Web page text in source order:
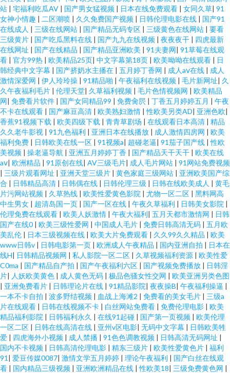
站 | 宅福利吃瓜AV | 国产男女猛视频 | 日本在线免费观看 | 女同久草| 91
女神小情趣 | 二区潮喷 | 久久免费国产视频 | 日韩伦理电影在线 | 国产91
在线成人 | 三级在线网站 | 国产精品无码专区 | 三级黄色在线网站 | 要看
三级黄片 | 国产吃瓜黑料在线 | 国产九九在线视频 | 夜夜夜干 | 四虎最新
在线网址 | 国产在线精品 | 国产精品亚洲欧美 | 91夫妻网| 91草莓在线观
看 | 官方99热 | 欧美精品25页| 中文字幕第18页 | 欧美呦呦在线观看 | 日
韩经典中文字幕 | 国产挤奶水主播在 | 五月婷丁香网 | 成人aⅴ在线 | 成人
激情深爱网 | 伊人玲玲操 | 91精品啪 | 午夜福利在线视频 | 毛片新网址| 久
久午夜福利毛片 | 伦理天堂| 久草福利视频 | 毛片色情视频网 | 欧美精品
网| 免费看片软件 | 国产女同精品99 | 免费肏屄 | 丁香五月婷婷五月 | 午夜
不卡在线观看 | 国产麻豆高清 | 欧美熟妇激情 |性欧美另类AD| 亚洲色欧|
香蕉91视频下载 | 欧美四级下载 | 青青草剧场 | 在线观看日本高清 | 精品
久久老牛影视 | 91九色福利 | 亚洲日本在线播放 | 成人激情四房网 | 欧美
福利免费 | 日韩欧美在线一区 | 91视频a| 超碰老逼| 91茄子国产线 |性欧
美视频 | 操老逼导航 | 亚洲五月婷婷丁香 | 国产精品天干天干 | 欧美在线
aⅴ| 欧洲精品 | 91原创在线| AV三级毛片| 成人毛片网站 | 91网站免费视频
| 三级片观看网址 | 亚洲天堂三级片 | 黄色家庭三级网站 | 亚洲欧美国产综
合 | 日韩精品高清 | 日韩偶在线 | 日韩伦理三级 | 日韩在线欧美成人 | 黄毛
片污网站视频 | 久草热线 | 欧美性爱黄色影院 | 尤物一区二区 | 黑料网高
中生男女 | 超清岛国一页 | 国产一区在线 | 午夜久草福利 | 日韩美女影院 |
伦理免费在线观看 | 欧美人妖激情 | 午夜大福利| 五月天都市激情网 | 日韩
国产在线0 | 欧美三级性爱网 | 中国成人毛片 | 免费日韩高清无码 | 五月欧
美乱伦 | 日本三级视频在线 | 欧美大片免费观看 | 久久99久久精品 | 欧美
www日韩v | 日韩电影第一页 | 欧洲成人午夜精品 | 国内亚洲自拍 | 日本在
线H| 日韩精品视频网 | 私人影院一区二区 | 久草视频福利资源 | 欧美性爱
C0ma | 国产精品自产拍 | 国产午夜福利六区 | 国产视频免费播放 | 日韩淫
片| 人妖欧美黄色 | 成人黄色无码 | 极品色骚女性交网 | 欧美亚洲另类色图
| 亚洲免费看片 | 日韩理论片在线 | 91精品影院| 夜夜操B| 午夜福利操逼 |
一本不卡自拍 | 波多野结视频 | 血战上海滩2 | 免费看的美女毛片 | 三级a
片在线观看 | 日韩在线视频不卡 | 白丝网站免费看 | 免费伦理电影 | 欧美
精品福利影院 | 日韩福利永久 | 在线91起碰 | 国产第一页视频 | 欧美伦理
一区二区 | 日韩在线高清在线 | 亚州v区电影| 无码中文字幕 | 日韩欧美牲
爱 | 四虎海外小视频 | 成人禁播 | 91色色调教视频 | 日韩高清无码网址 |
国内不卡视频 | 日韩高清伦理电影 | 精东三级片 | 欧美性爱黄色片 | 福利
91 | 爱豆传媒0087| 激情文学五月婷婷 | 理论午夜福利 | 国产白丝在线观
看 | 国内精品三级视频 | 亚洲欧洲精品在线 |性欧美18| 三级免费黄色网 |